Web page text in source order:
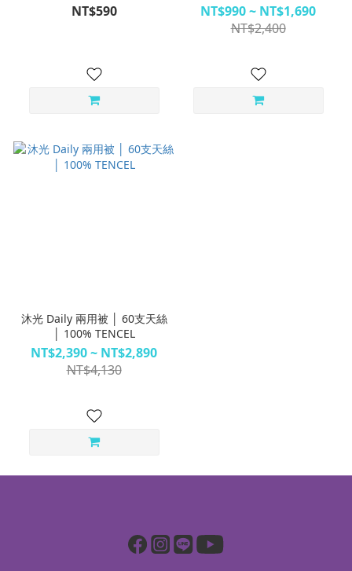
NT$590
NT$990 ~ NT$1,690
NT$2,400
沐光 Daily 兩用被 │ 60支天絲
│ 100% TENCEL
NT$2,390 ~ NT$2,890
NT$4,130